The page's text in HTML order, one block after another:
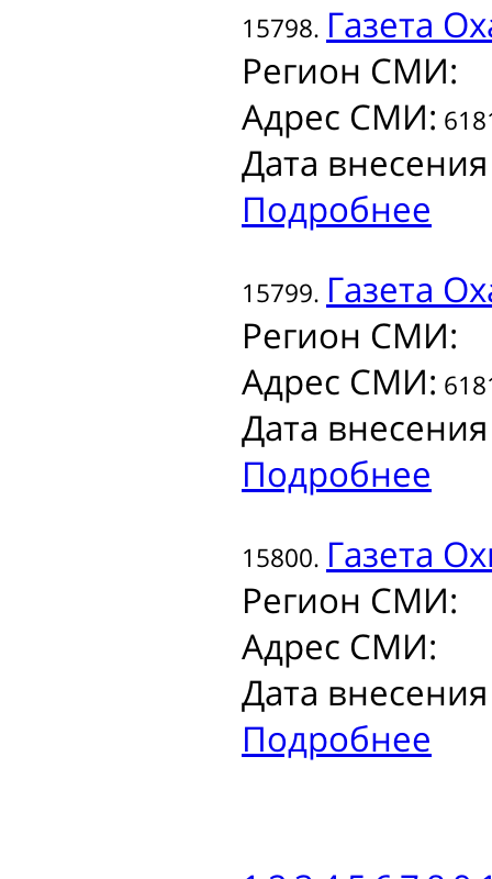
15798. Газета
Регион СМИ:
Адрес СМИ:
Дата
Подробнее
15799. Газета
Регион СМИ:
Адрес СМИ:
Дата
Подробнее
15800. Газета
Регион СМИ:
Адрес СМИ:
Дата
Подробнее